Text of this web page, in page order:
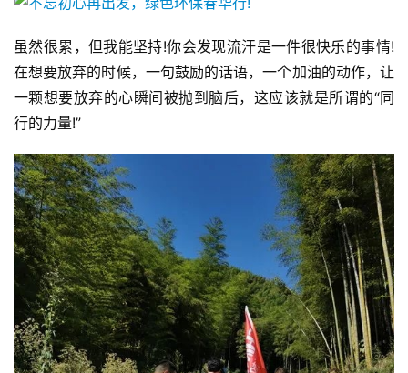
虽然很累，但我能坚持!你会发现流汗是一件很快乐的事情!
在想要放弃的时候，一句鼓励的话语，一个加油的动作，让
一颗想要放弃的心瞬间被抛到脑后，这应该就是所谓的“同
行的力量!”